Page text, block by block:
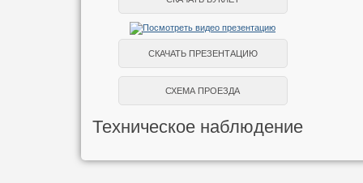
СКАЧАТЬ ПРЕЗЕНТАЦИЮ
СХЕМА ПРОЕЗДА
Техническое наблюдение